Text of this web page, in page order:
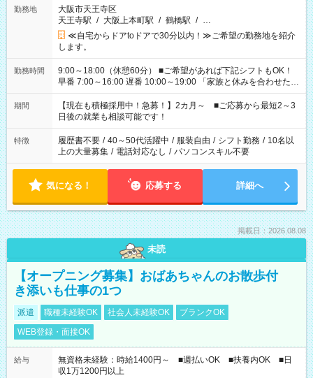
勤務地
大阪市天王寺区
天王寺駅 / 大阪上本町駅 / 鶴橋駅 / …
≪自宅からドアtoドアで30分以内！≫ご希望の勤務地を紹介
します。
勤務時間
9:00～18:00（休憩60分） ■ご希望があれば下記シフトもOK！
早番 7:00～16:00 遅番 10:00～19:00 「家族と休みを合わせた
い」 「余裕を持って夕飯の準備がしたい」 「できれば残業はし
たくない」 など、ご希望を教えてくださいね。 ※Wワーク希望
の方へ 今ご覧のお仕事で希望する勤務時間と、もう1つのお仕事
の勤務時間。 合計で週40時間を超える場合は応募できません。
期間
【現在も積極採用中！急募！】2カ月～ ■ご応募から最短2～3
日後の就業も相談可能です！
特徴 履歴書不要 / 40～50代活躍中 / 服装自由 / シフト勤務 / 10名以
上の大量募集 / 電話対応なし / パソコンスキル不要
気になる！ 応募する 詳細へ
掲載日：2026.08.08
未読
【オープニング募集】おばあちゃんのお散歩付
き添いも仕事の1つ
派遣 職種未経験OK 社会人未経験OK
ブランクOK
WEB登録・面接OK
給与
無資格未経験：時給1400円～ ■週払いOK ■扶養内OK ■日
収1万1200円以上